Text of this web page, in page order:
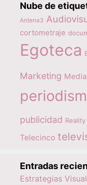
Nube de
Antena3
cortometraje
Egoteca
Marketing
publicidad Reality
Telecinco
Entradas
Estrategias